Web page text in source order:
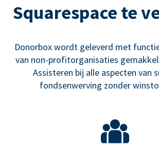
Squarespace te
Donorbox wordt geleverd met
van non-profitorganisaties
Assisteren bij alle aspecten van
fondsenwerving zonder